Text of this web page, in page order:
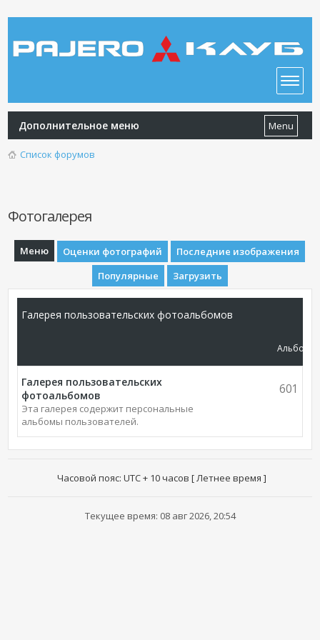
Дополнительное меню Menu
Список форумов
Фотогалерея
Меню Оценки фотографий
Последние изображения
Популярные
Загрузить
Галерея пользовательских фотоальбомов
Альбомы
Галерея пользовательских
фотоальбомов
Эта галерея содержит персональные
альбомы пользователей.
601
Часовой пояс: UTC + 10 часов [ Летнее время ]
Текущее время: 08 авг 2026, 20:54